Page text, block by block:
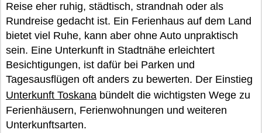
Reise eher ruhig, städtisch, strandnah oder als
Rundreise gedacht ist. Ein Ferienhaus auf dem Land
bietet viel Ruhe, kann aber ohne Auto unpraktisch
sein. Eine Unterkunft in Stadtnähe erleichtert
Besichtigungen, ist dafür bei Parken und
Tagesausflügen oft anders zu bewerten. Der Einstieg
Unterkunft Toskana bündelt die wichtigsten Wege zu
Ferienhäusern, Ferienwohnungen und weiteren
Unterkunftsarten.